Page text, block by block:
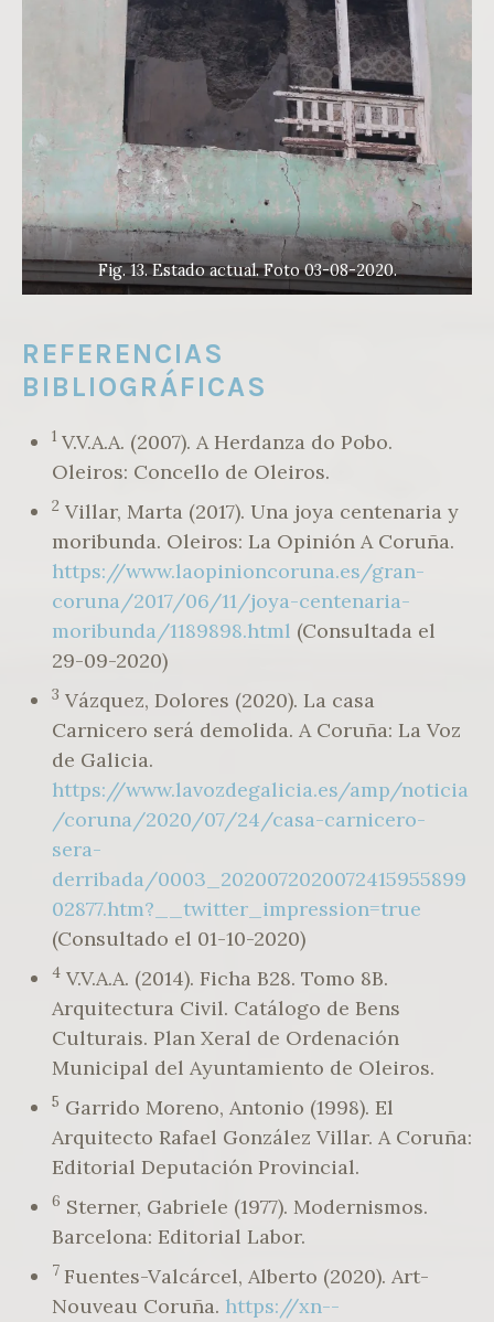
Fig. 13. Estado actual. Foto 03-08-2020.
REFERENCIAS
BIBLIOGRÁFICAS
1 V.V.A.A. (2007). A Herdanza do Pobo.
Oleiros: Concello de Oleiros.
2 Villar, Marta (2017). Una joya centenaria y
moribunda. Oleiros: La Opinión A Coruña.
https://www.laopinioncoruna.es/gran-
coruna/2017/06/11/joya-centenaria-
moribunda/1189898.html (Consultada el
29-09-2020)
3 Vázquez, Dolores (2020). La casa
Carnicero será demolida. A Coruña: La Voz
de Galicia.
https://www.lavozdegalicia.es/amp/noticia
/coruna/2020/07/24/casa-carnicero-
sera-
derribada/0003_2020072020072415955899
02877.htm?__twitter_impression=true
(Consultado el 01-10-2020)
4 V.V.A.A. (2014). Ficha B28. Tomo 8B.
Arquitectura Civil. Catálogo de Bens
Culturais. Plan Xeral de Ordenación
Municipal del Ayuntamiento de Oleiros.
5 Garrido Moreno, Antonio (1998). El
Arquitecto Rafael González Villar. A Coruña:
Editorial Deputación Provincial.
6 Sterner, Gabriele (1977). Modernismos.
Barcelona: Editorial Labor.
7 Fuentes-Valcárcel, Alberto (2020). Art-
Nouveau Coruña. https://xn--